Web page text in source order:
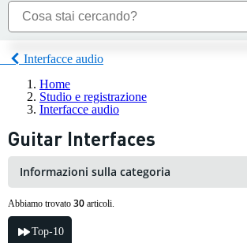
Interfacce audio
Home
Studio e registrazione
Interfacce audio
Guitar Interfaces
Informazioni sulla categoria
Abbiamo trovato 30 articoli.
Top-10